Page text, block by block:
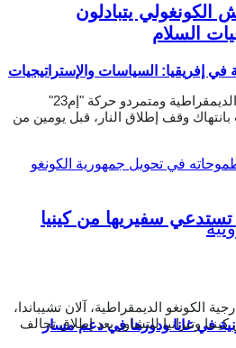
في إفريقيا: السياسات والإستراتيجيات
في غانا ودورها في دعم مسار
والجيش الكونغولي يتبادلون
السلام
تبادل جيش جمهورية الكونغو الديمقراطية ومتمردو حركة "إم23"
بانتهاك وقف إطلاق النار، قبل يومين من
تستدعي سفيريها من كينيا
الكونغو الديمقراطية، آلان تشيباندا،
وتنزانيا للتشاور بعد إطلاق تحالف